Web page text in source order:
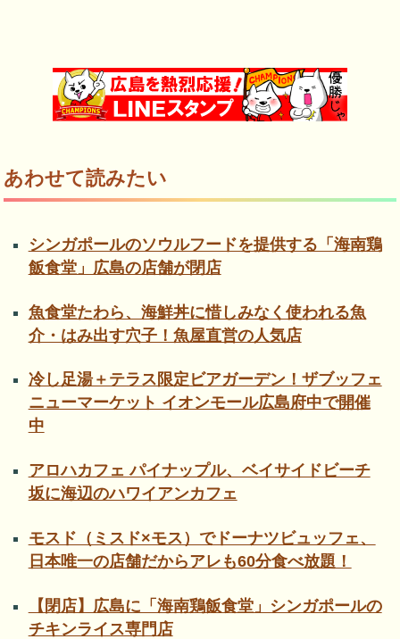
あわせて読みたい
シンガポールのソウルフードを提供する「海南鶏
飯食堂」広島の店舗が閉店
魚食堂たわら、海鮮丼に惜しみなく使われる魚
介・はみ出す穴子！魚屋直営の人気店
冷し足湯＋テラス限定ビアガーデン！ザブッフェ
ニューマーケット イオンモール広島府中で開催
中
アロハカフェ パイナップル、ベイサイドビーチ
坂に海辺のハワイアンカフェ
モスド（ミスド×モス）でドーナツビュッフェ、
日本唯一の店舗だからアレも60分食べ放題！
【閉店】広島に「海南鶏飯食堂」シンガポールの
チキンライス専門店